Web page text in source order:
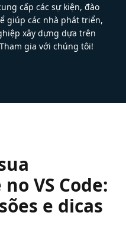
cấp các sự kiện, đào
giúp các nhà phát triển,
xây dựng dựa trên
gia với chúng tôi!
VS Code:
e dicas